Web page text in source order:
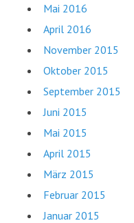
Mai 2016
April 2016
November 2015
Oktober 2015
September 2015
Juni 2015
Mai 2015
April 2015
März 2015
Februar 2015
Januar 2015